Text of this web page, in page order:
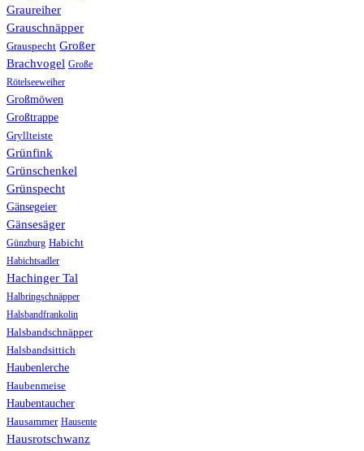
Graureiher
Grauschnäpper
Grauspecht Großer
Brachvogel Große
Rötelseeweiher
Großmöwen
Großtrappe
Gryllteiste
Grünfink
Grünschenkel
Grünspecht
Gänsegeier
Gänsesäger
Günzburg Habicht
Habichtsadler
Hachinger Tal
Halbringschnäpper
Halsbandfrankolin
Halsbandschnäpper
Halsbandsittich
Haubenlerche
Haubenmeise
Haubentaucher
Hausammer Hausente
Hausrotschwanz